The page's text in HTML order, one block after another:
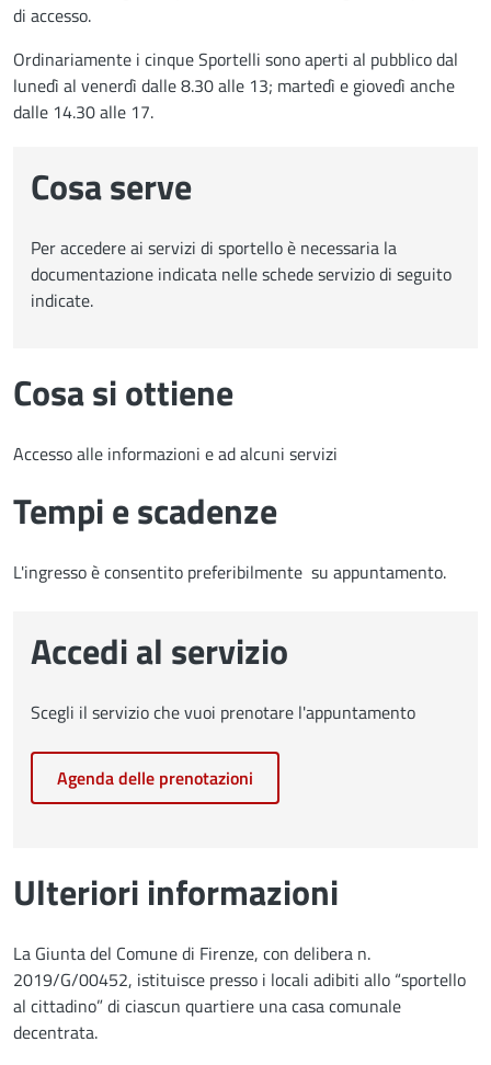
di accesso.
Ordinariamente i cinque Sportelli sono aperti al pubblico dal
lunedì al venerdì dalle 8.30 alle 13; martedì e giovedì anche
dalle 14.30 alle 17.
Cosa serve
Per accedere ai servizi di sportello è necessaria la
documentazione indicata nelle schede servizio di seguito
indicate.
Cosa si ottiene
Accesso alle informazioni e ad alcuni servizi
Tempi e scadenze
L'ingresso è consentito preferibilmente su appuntamento.
Accedi al servizio
Scegli il servizio che vuoi prenotare l'appuntamento
Agenda delle prenotazioni
Ulteriori informazioni
La Giunta del Comune di Firenze, con delibera n.
2019/G/00452, istituisce presso i locali adibiti allo “sportello
al cittadino” di ciascun quartiere una casa comunale
decentrata.